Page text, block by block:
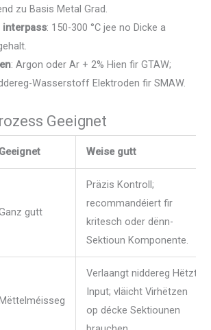
zu Basis Metal Grad.
interpass: 150-300 °C jee no Dicke a
: Argon oder Ar + 2% Hien fir GTAW;
Wasserstoff Elektroden fir SMAW.
Geeignet
Geeignet Weise gutt
gutt
Präzis Kontroll;
recommandéiert fir
kritesch oder dënn-
Sektioun Komponente.
Verlaangt niddereg Hëtzt
Input; vläicht Virhëtzen
op décke Sektiounen